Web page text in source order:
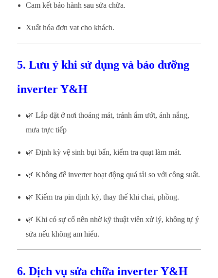
Cam kết bảo hành sau sửa chữa.
Xuất hóa đơn vat cho khách.
5. Lưu ý khi sử dụng và bảo dưỡng
inverter Y&H
🌿 Lắp đặt ở nơi thoáng mát, tránh ẩm ướt, ánh nắng,
mưa trực tiếp
🌿 Định kỳ vệ sinh bụi bẩn, kiểm tra quạt làm mát.
🌿 Không để inverter hoạt động quá tải so với công suất.
🌿 Kiểm tra pin định kỳ, thay thế khi chai, phồng.
🌿 Khi có sự cố nên nhờ kỹ thuật viên xử lý, không tự ý
sửa nếu không am hiểu.
6. Dịch vụ sửa chữa inverter Y&H